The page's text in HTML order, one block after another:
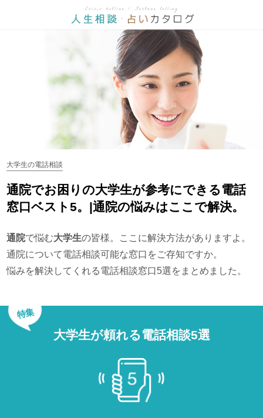
大学生の電話相談
通院でお困りの大学生が参考にできる電話
窓口ベスト5。|通院の悩みはここで解決。
通院で悩む大学生の皆様。ここに解決方法がありますよ。
通院について電話相談可能な窓口をご存知ですか。
悩みを解決してくれる電話相談窓口5選をまとめました。
特集
大学生が頼れる電話相談5選